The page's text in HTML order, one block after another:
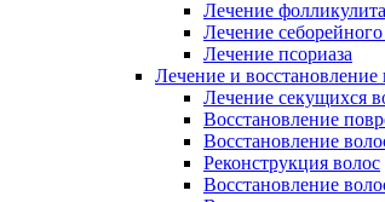
Лечение фолликулита
Лечение
Лечение псориаза
Лечение и восстановление
Лечение секущихся
Восстановление
Восстановление
Реконструкция волос
Восстановление